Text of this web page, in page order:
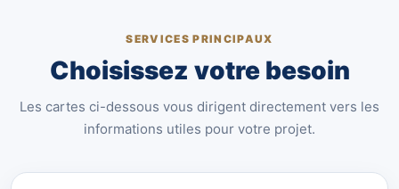
SERVICES PRINCIPAUX
Choisissez votre besoin
Les cartes ci-dessous vous dirigent directement vers les
informations utiles pour votre projet.